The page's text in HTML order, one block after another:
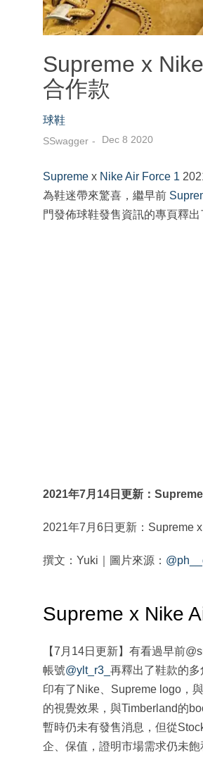
Supreme x
合作款
球鞋
SSwagger Dec 8 2020
Supreme x NikeAir Force 1
為鞋迷帶來驚喜，繼早前
門發佈球鞋發售資訊的專頁釋
2021年7月14日更新：
2021年7月6日更新：Supreme
撰文：Yuki｜圖片來源：
Supreme x Nike
【7月14日更新】有看過早前
帳號@ylt_r3_ 再釋出了鞋款的
印有了Nike、Supreme logo，
的視覺效果，與Timberland的
暫時仍未有發售消息，但從
企、保值，證明市場需求仍未